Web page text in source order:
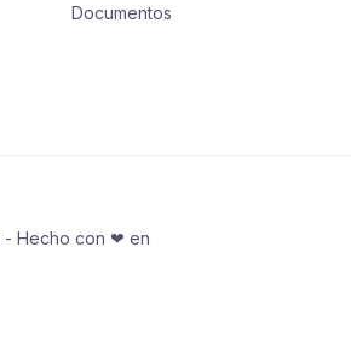
Documentos
- Hecho con ❤ en